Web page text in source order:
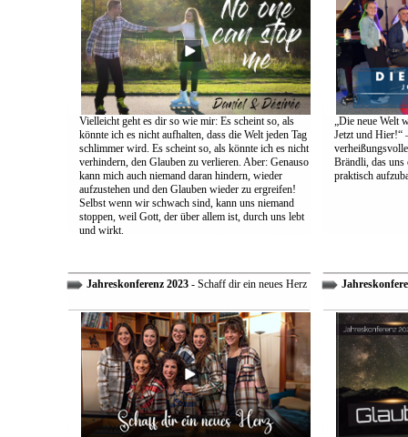
Vielleicht geht es dir so wie mir: Es scheint so, als
könnte ich es nicht aufhalten, dass die Welt jeden Tag
schlimmer wird. Es scheint so, als könnte ich es nicht
verhindern, den Glauben zu verlieren. Aber: Genauso
kann mich auch niemand daran hindern, wieder
aufzustehen und den Glauben wieder zu ergreifen!
Selbst wenn wir schwach sind, kann uns niemand
stoppen, weil Gott, der über allem ist, durch uns lebt
und wirkt.
„Die neue Welt
Jetzt und Hier!“
Brändli, das uns
praktisch
Jahreskonferenz 2023- Schaff dir ein neues Herz